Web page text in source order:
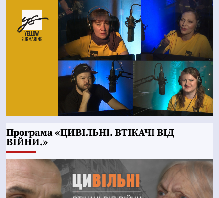
Програма «ЦИВІЛЬНІ. ВТІКАЧІ ВІД
ВІЙНИ.»